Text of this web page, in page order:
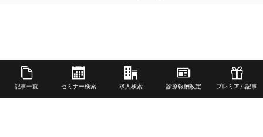
記事一覧 セミナー検索 求人検索 診療報酬改定 プレミアム記事